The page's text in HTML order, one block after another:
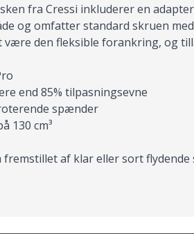
fra Cressi inkluderer en
og omfatter standard skruen
den fleksible forankring, og
end 85% tilpasningsevne
spænder
130 cm³
fremstillet af klar eller sort flydende